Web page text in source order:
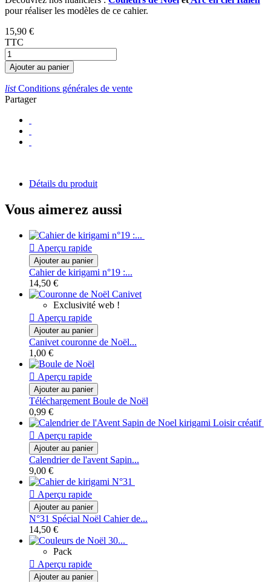
pour réaliser les modèles de ce cahier.
15,90 €
TTC
Ajouter au panier
listConditions générales de vente
Partager
Détails du produit
Vous aimerez aussi
 Aperçu rapide
Ajouter au panier
Cahier de kirigami n°19 :...
14,50 €
Exclusivité web !
 Aperçu rapide
Ajouter au panier
Canivet couronne de Noël...
1,00 €
 Aperçu rapide
Ajouter au panier
Téléchargement Boule de Noël
0,99 €
 Aperçu rapide
Ajouter au panier
Calendrier de l'avent Sapin...
9,00 €
 Aperçu rapide
Ajouter au panier
N°31 Spécial Noël Cahier de...
14,50 €
Pack
 Aperçu rapide
Ajouter au panier